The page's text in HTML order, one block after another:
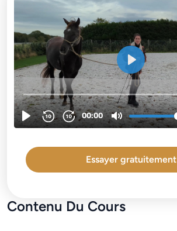
Contenu Du Cours
Essayer gratuitement